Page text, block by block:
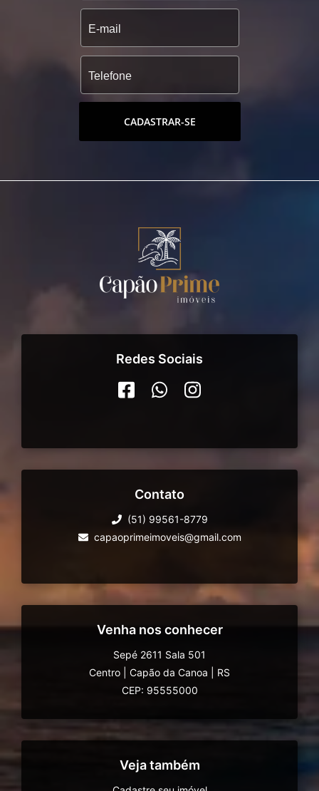
CADASTRAR-SE
Redes Sociais
Contato
(51) 99561-8779
capaoprimeimoveis@gmail.com
Venha nos conhecer
Sepé 2611 Sala 501
Centro
Capão da Canoa
RS
CEP: 95555000
Veja também